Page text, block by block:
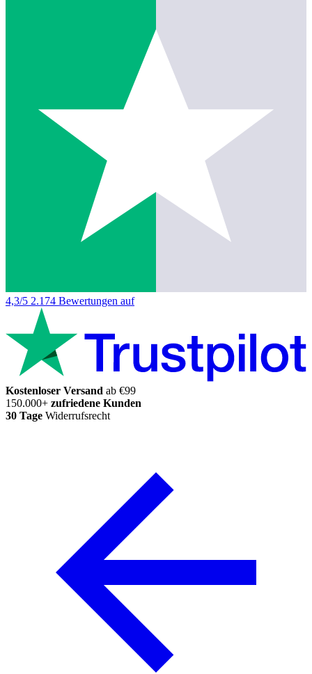
4,3/5 2.174 Bewertungen auf
Kostenloser Versand ab €99
150.000+ zufriedene Kunden
30 Tage Widerrufsrecht